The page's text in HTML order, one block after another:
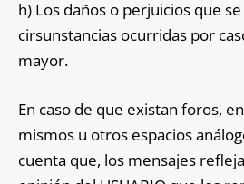
h) Los daños o perjuicios que
cirsunstancias ocurridas por
mayor.
En caso de que existan foros,
mismos u otros espacios
cuenta que, los mensajes